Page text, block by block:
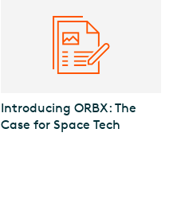
Introducing ORBX: The
Case for Space Tech